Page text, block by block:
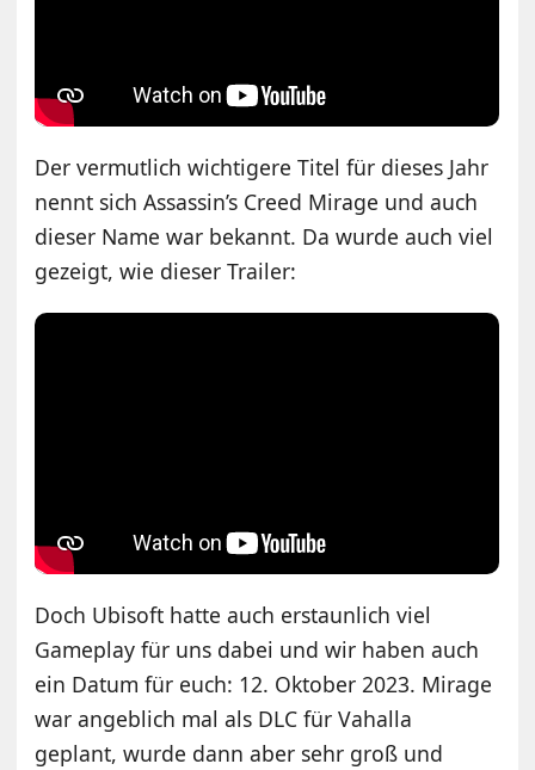
Der vermutlich wichtigere Titel für dieses Jahr
nennt sich Assassin’s Creed Mirage und auch
dieser Name war bekannt. Da wurde auch viel
gezeigt, wie dieser Trailer:
Doch Ubisoft hatte auch erstaunlich viel
Gameplay für uns dabei und wir haben auch
ein Datum für euch: 12. Oktober 2023. Mirage
war angeblich mal als DLC für Vahalla
geplant, wurde dann aber sehr groß und